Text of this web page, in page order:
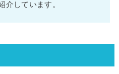
介しています。